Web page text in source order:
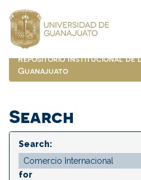
navigation
Repositorio Institucional de
Guanajuato
Search
Search:
for